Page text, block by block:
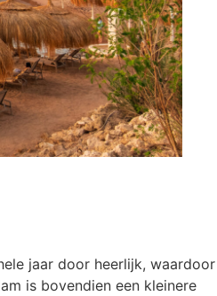
jaar door heerlijk, waardoor
is bovendien een kleinere